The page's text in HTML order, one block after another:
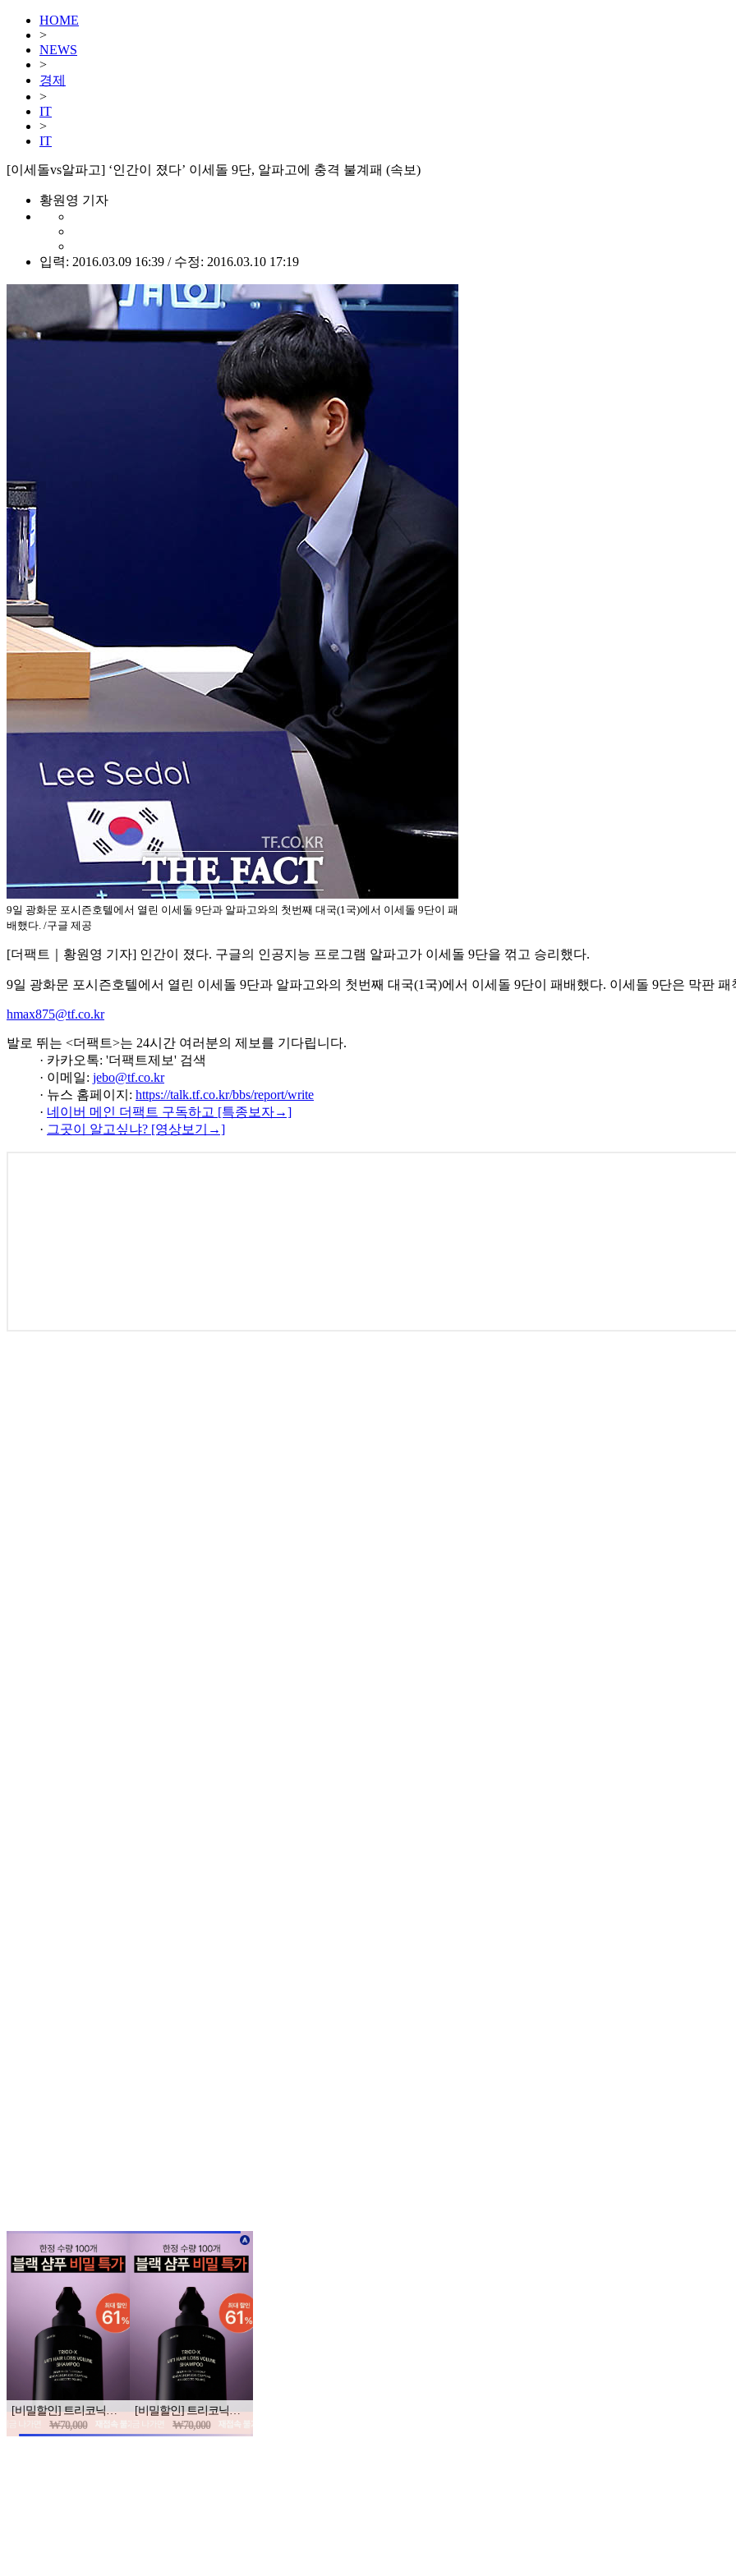
HOME
>
NEWS
>
경제
>
IT
>
IT
[이세돌vs알파고] ‘인간이 졌다’ 이세돌 9단, 알파고에 충격 불계패 (속보)
황원영 기자
입력: 2016.03.09 16:39 / 수정: 2016.03.10 17:19
9일 광화문 포시즌호텔에서 열린 이세돌 9단과 알파고와의 첫번째 대국(1국)에서 이세돌 9단이 패
배했다. /구글 제공
[더팩트｜황원영 기자] 인간이 졌다. 구글의 인공지능 프로그램 알파고가 이세돌 9단을 꺾고 승리했다.
9일 광화문 포시즌호텔에서 열린 이세돌 9단과 알파고와의 첫번째 대국(1국)에서 이세돌 9단이 패배했다. 이세돌 9단은 막판
hmax875@tf.co.kr
발로 뛰는 <더팩트>는 24시간 여러분의 제보를 기다립니다.
· 카카오톡: '더팩트제보' 검색
· 이메일: jebo@tf.co.kr
· 뉴스 홈페이지: https://talk.tf.co.kr/bbs/report/write
· 네이버 메인 더팩트 구독하고 [특종보자→]
· 그곳이 알고싶냐? [영상보기→]